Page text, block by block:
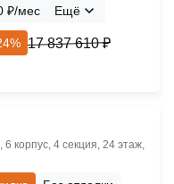
₽/мес
Ещё
17 837 610 ₽
корпус, 4 секция, 24 этаж,